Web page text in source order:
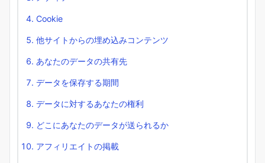
Cookie
他サイトからの埋め込みコンテンツ
あなたのデータの共有先
データを保存する期間
データに対するあなたの権利
どこにあなたのデータが送られるか
アフィリエイトの掲載